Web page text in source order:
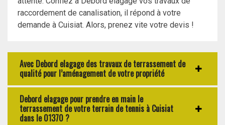
raccordement de canalisation, il répond à votre
demande à Cuisiat. Alors, prenez vite votre devis !
Avec Debord elagage des travaux de terrassement de
qualité pour l’aménagement de votre propriété
Debord elagage pour prendre en main le
terrassement de votre terrain de tennis à Cuisiat
dans le 01370 ?